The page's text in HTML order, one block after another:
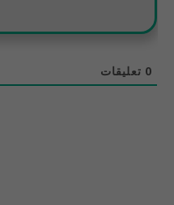
0 تعليقات